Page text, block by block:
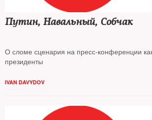
Путин, Навальный, Собчак
О сломе сценария на пресс-конференции
президенты
IVAN DAVYDOV